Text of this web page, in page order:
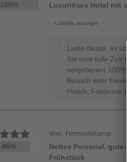
100%
Luxuriöses Hotel mit
Details anzeigen
Liebe Beate, es
Sie eine tolle Zeit
vergebenen
Besuch sehr
Hotels, Fabienne
86%
Von: Himmelskamp
Nettes Personal,
Frühstück